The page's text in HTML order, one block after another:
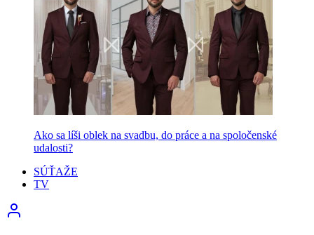
Ako sa líši oblek na svadbu, do práce a na spoločenské
udalosti?
SÚŤAŽE
TV